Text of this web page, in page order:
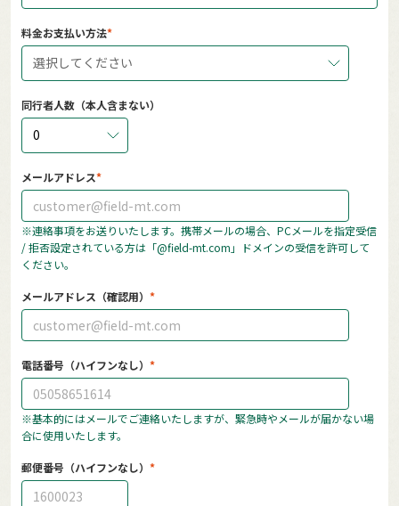
料金お支払い方法
選択してください
同行者人数（本人含まない）
0
メールアドレス
※連絡事項をお送りいたします。携帯メールの場合、PCメールを指定受信
/ 拒否設定されている方は「@field-mt.com」ドメインの受信を許可して
ください。
メールアドレス（確認用）
電話番号（ハイフンなし）
※基本的にはメールでご連絡いたしますが、緊急時やメールが届かない場
合に使用いたします。
郵便番号（ハイフンなし）